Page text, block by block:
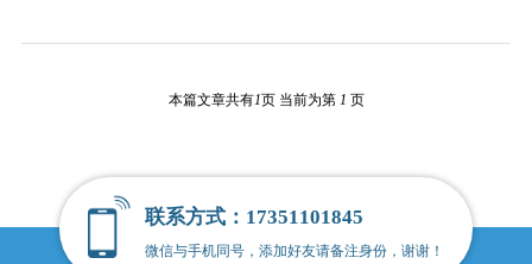
本篇文章共有1页 当前为第 1 页
联系方式：17351101845
微信与手机同号，添加好友请备注身份，谢谢！